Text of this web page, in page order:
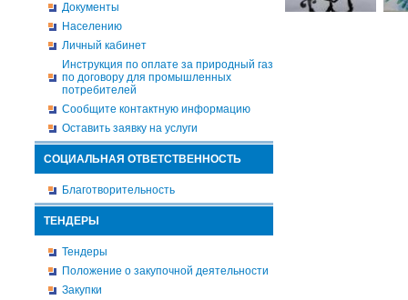
Документы
Населению
Личный кабинет
Инструкция по оплате за природный газ
по договору для промышленных
потребителей
Сообщите контактную информацию
Оставить заявку на услуги
СОЦИАЛЬНАЯ ОТВЕТСТВЕННОСТЬ
Благотворительность
ТЕНДЕРЫ
Тендеры
Положение о закупочной деятельности
Закупки